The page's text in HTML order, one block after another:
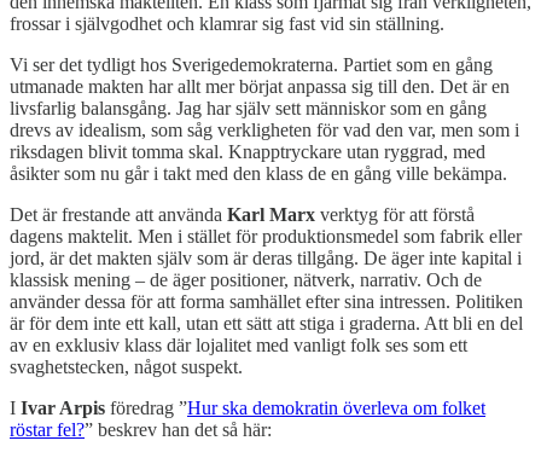
frossar i självgodhet och klamrar sig fast vid sin ställning.
Vi ser det tydligt hos Sverigedemokraterna. Partiet som en gång
utmanade makten har allt mer börjat anpassa sig till den. Det är en
livsfarlig balansgång. Jag har själv sett människor som en gång
drevs av idealism, som såg verkligheten för vad den var, men som i
riksdagen blivit tomma skal. Knapptryckare utan ryggrad, med
åsikter som nu går i takt med den klass de en gång ville bekämpa.
Det är frestande att använda Karl Marx verktyg för att förstå
dagens maktelit. Men i stället för produktionsmedel som fabrik eller
jord, är det makten själv som är deras tillgång. De äger inte kapital i
klassisk mening – de äger positioner, nätverk, narrativ. Och de
använder dessa för att forma samhället efter sina intressen. Politiken
är för dem inte ett kall, utan ett sätt att stiga i graderna. Att bli en del
av en exklusiv klass där lojalitet med vanligt folk ses som ett
svaghetstecken, något suspekt.
I Ivar Arpis föredrag ”Hur ska demokratin överleva om folket
röstar fel?” beskrev han det så här: